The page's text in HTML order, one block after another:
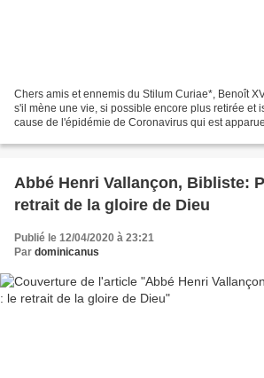
Chers amis et ennemis du Stilum Curiae*, Benoît
s'il mène une vie, si possible encore plus retirée et
cause de l'épidémie de Coronavirus qui est
Abbé Henri Vallançon, Bibliste:
retrait de la gloire de Dieu
Publié le 12/04/2020 à 23:21
Par dominicanus